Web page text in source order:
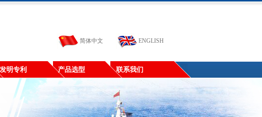
简体中文 ENGLISH
发明专利 产品选型 联系我们